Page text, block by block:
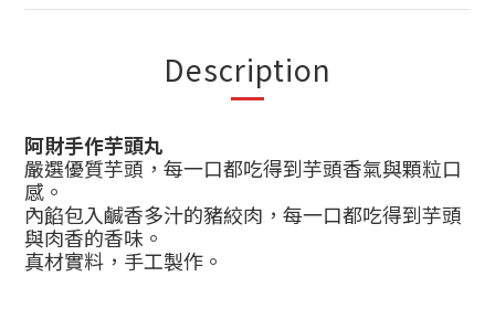
Description
阿財手作芋頭丸
嚴選優質芋頭，每一口都吃得到芋頭香氣與顆粒口
感。
內餡包入鹹香多汁的豬絞肉，每一口都吃得到芋頭
與肉香的香味。
真材實料，手工製作。